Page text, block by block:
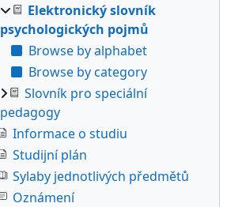
Elektronický slovník
psychologických pojmů
Browse by alphabet
Browse by category
Slovník pro speciální
pedagogy
Informace o studiu
Studijní plán
Sylaby jednotlivých předmětů
Oznámení